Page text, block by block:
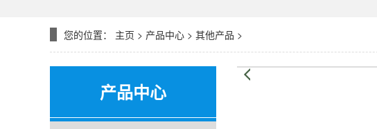
您的位置： 主页 > 产品中心 > 其他产品 >
产品中心